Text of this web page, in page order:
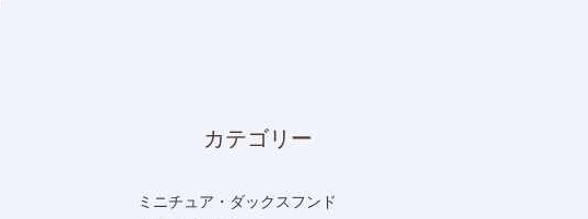
カテゴリー
ミニチュア・ダックスフンド